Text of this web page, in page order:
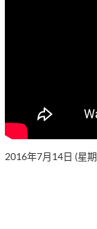
2016年7月14日 (星